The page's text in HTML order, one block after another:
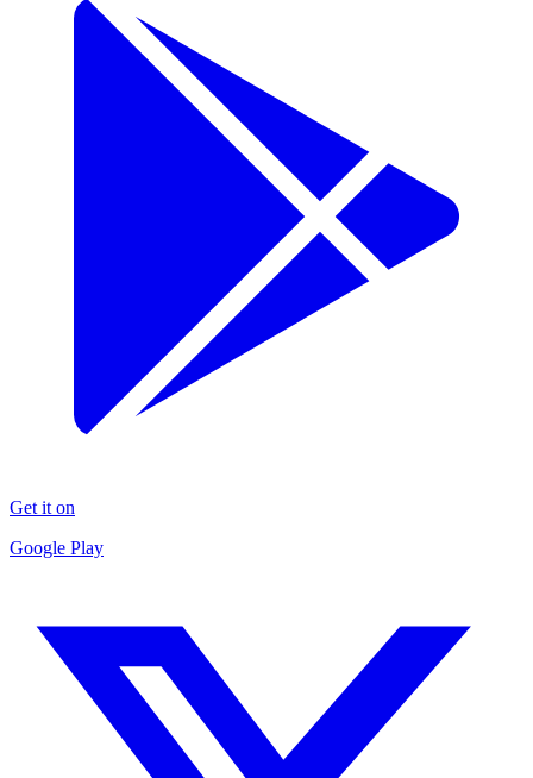
Get it on
Google Play